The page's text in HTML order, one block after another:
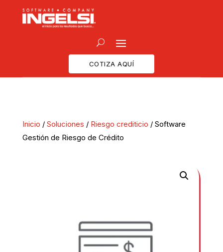
COTIZA AQUÍ
Inicio / Soluciones / Riesgo crediticio / Software
Gestión de Riesgo de Crédito